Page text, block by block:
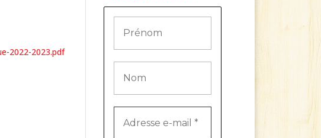
2022-2023.pdf